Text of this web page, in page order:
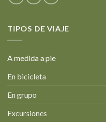
TIPOS DE VIAJE
A medida a pie
En bicicleta
En grupo
Excursiones